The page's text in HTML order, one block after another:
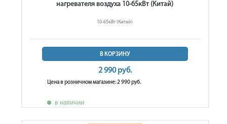
нагревателя воздуха 10-65кВт (Китай)
10-65кВт (Китай)
В КОРЗИНУ
2 990 руб.
Цена в розничном магазине: 2 990 руб.
в наличии